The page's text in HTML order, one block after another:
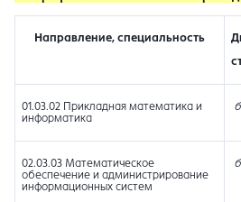
Направление, специальность
01.03.02 Прикладная математика и
информатика
02.03.03 Математическое
обеспечение и администрирование
информационных систем